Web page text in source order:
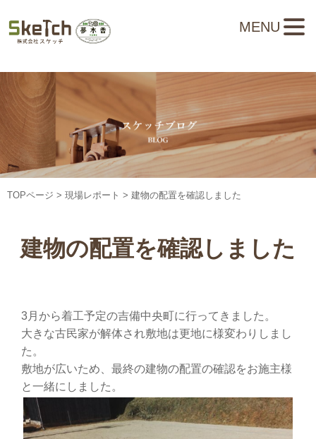
TOPページ > 現場レポート > 建物の配置を確認しました
建物の配置を確認しました
3月から着工予定の吉備中央町に行ってきました。
大きな古民家が解体され敷地は更地に様変わりしまし
た。
敷地が広いため、最終の建物の配置の確認をお施主様
と一緒にしました。
MENU